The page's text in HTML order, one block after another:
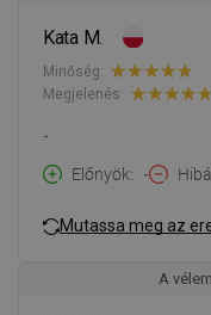
Kata M.
Minőség:
Megjelenés:
-
Előnyök
-
Mutassa meg az
A